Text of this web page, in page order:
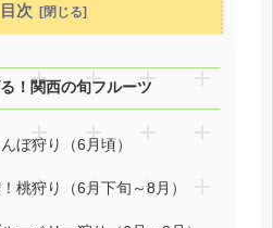
目次
！関西の旬フルーツ
ぼ狩り（6月頃）
桃狩り（6月下旬～8月）